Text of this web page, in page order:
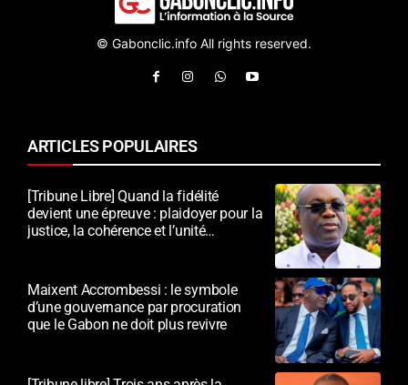
© Gabonclic.info All rights reserved.
ARTICLES POPULAIRES
[Tribune Libre] Quand la fidélité
devient une épreuve : plaidoyer pour la
justice, la cohérence et l’unité
Maixent Accrombessi : le symbole
d’une gouvernance par procuration
que le Gabon ne doit plus revivre